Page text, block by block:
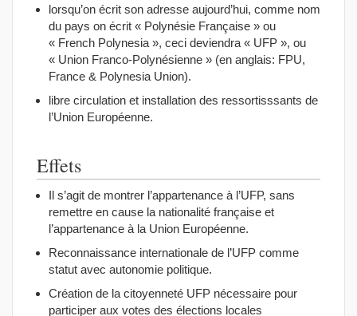
lorsqu’on écrit son adresse aujourd’hui, comme nom
du pays on écrit « Polynésie Française » ou
« French Polynesia », ceci deviendra « UFP », ou
« Union Franco-Polynésienne » (en anglais: FPU,
France & Polynesia Union).
libre circulation et installation des ressortisssants de
l’Union Européenne.
Effets
Il s’agit de montrer l’appartenance à l’UFP, sans
remettre en cause la nationalité française et
l’appartenance à la Union Européenne.
Reconnaissance internationale de l’UFP comme
statut avec autonomie politique.
Création de la citoyenneté UFP nécessaire pour
participer aux votes des élections locales